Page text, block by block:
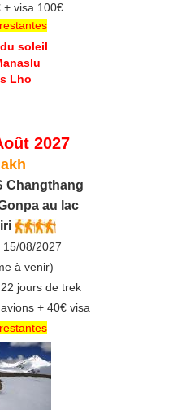
+ visa 100€
2027
Changthang
au lac
08/2027
à venir)
jours de trek
+ 40€ visa